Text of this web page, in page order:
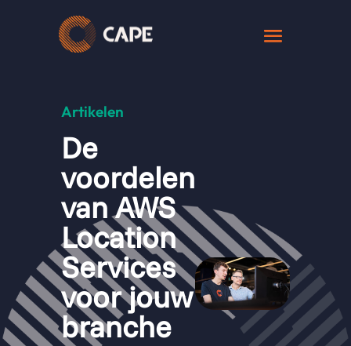
Artikelen
De
voordelen
van AWS
Location
Services
voor jouw
branche